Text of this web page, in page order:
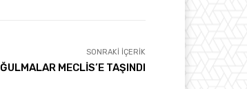
SONRAKI İÇERIK
MECLİS’E TAŞINDI